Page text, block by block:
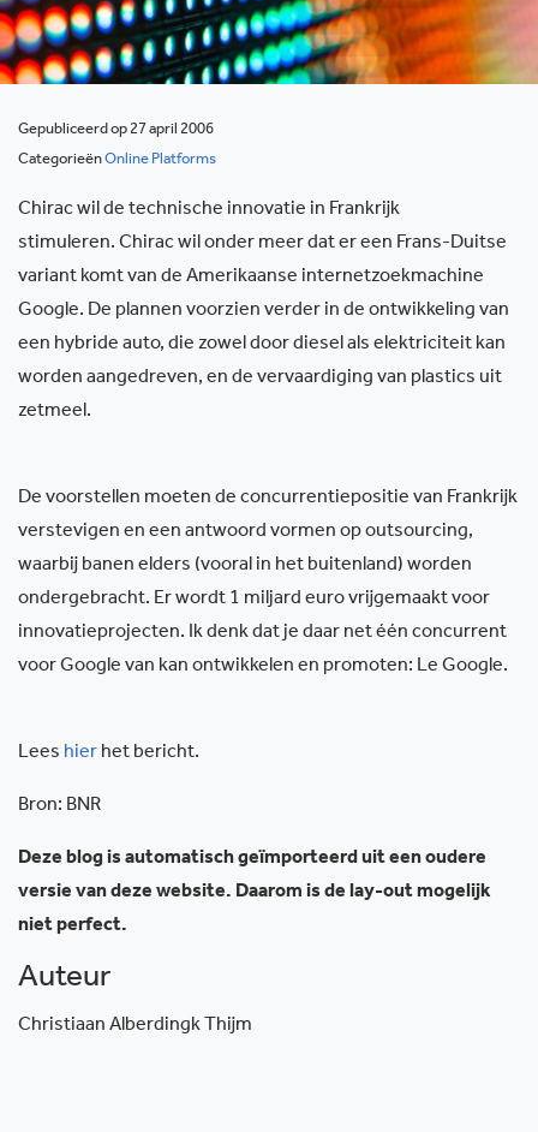
Gepubliceerd op 27 april 2006
CategorieënOnline Platforms
Chirac wil de technische innovatie in Frankrijk
stimuleren. Chirac wil onder meer dat er een Frans-Duitse
variant komt van de Amerikaanse internetzoekmachine
Google. De plannen voorzien verder in de ontwikkeling van
een hybride auto, die zowel door diesel als elektriciteit kan
worden aangedreven, en de vervaardiging van plastics uit
zetmeel.
De voorstellen moeten de concurrentiepositie van Frankrijk
verstevigen en een antwoord vormen op outsourcing,
waarbij banen elders (vooral in het buitenland) worden
ondergebracht. Er wordt 1 miljard euro vrijgemaakt voor
innovatieprojecten. Ik denk dat je daar net één concurrent
voor Google van kan ontwikkelen en promoten: Le Google.
Lees hier het bericht.
Bron: BNR
Deze blog is automatisch geïmporteerd uit een oudere
versie van deze website. Daarom is de lay-out mogelijk
niet perfect.
Auteur
Christiaan Alberdingk Thijm